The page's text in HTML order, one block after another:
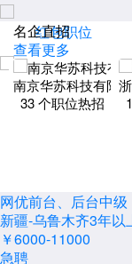
红包职位
职业评测
名企直招
查看更多
南京华苏科技有限
33个职位热招
网优前台、后台中级
新疆-乌鲁木齐3年以
￥6000-11000
急聘